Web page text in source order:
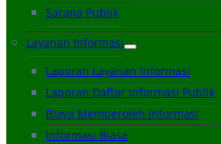
Sarana Publik
Layanan Informasi
Laporan Layanan Informasi
Laporan Daftar Informasi Publik
Biaya Memperoleh Informasi
Informasi Biasa